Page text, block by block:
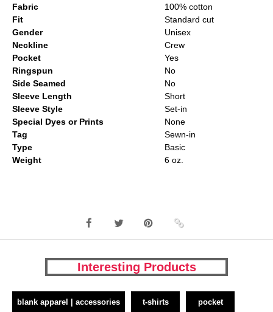
Fabric
100% cotton
Fit
Standard cut
Gender
Unisex
Neckline
Crew
Pocket
Yes
Ringspun
No
Side Seamed
No
Sleeve Length
Short
Sleeve Style
Set-in
Special Dyes or Prints
None
Tag
Sewn-in
Type
Basic
Weight
6 oz.
Interesting Products
blank apparel | accessories t-shirts pocket